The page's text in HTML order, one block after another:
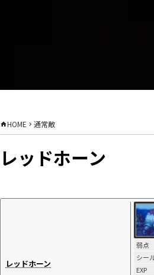
HOME 通常敵
レッドホーン
レッドホーン
弱点
シー
EXP